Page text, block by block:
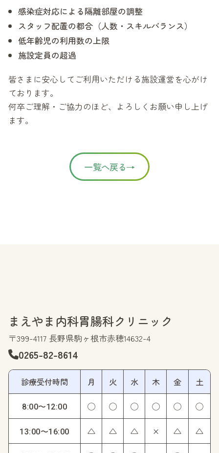
感染症対応による隔離部屋の調整
スタッフ配置の都合（人数・スキルバランス）
低年齢児の利用数の上限
施設定員の超過
皆さまに安心してご利用いただける施設運営を心がけ
ております。
何卒ご理解・ご協力のほど、よろしくお願い申し上げ
ます。
一覧へ戻る→
まえやま内科胃腸科クリニック
〒399-4117 長野県駒ヶ根市赤穂14632-4
0265-82-8614
診療受付時間 月 火 水 木 金 土
8:00〜12:00 ◯ ◯ ◯ ◯ ◯ ◯
13:00〜16:00 △ △ △ × △ △